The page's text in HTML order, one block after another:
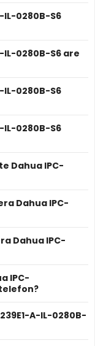
are un
in infrarosu
culoare, iar pe
digital), 3DNR
luminii din
0280B-S6
IL-0280B-S6
IL-0280B-S6 are
IL-0280B-S6
IL-0280B-S6
Dahua IPC-
Dahua IPC-
Dahua IPC-
IPC-
telefon?
A-IL-0280B-